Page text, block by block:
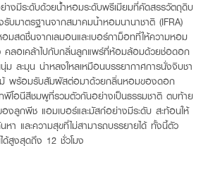
งมีระดับด้วยน้้ำหอมระดับพรีเมียมที่คัดสรรวัตถุดิบ
บมาตรฐานจากสมาคมน้ำหอมนานาชาติ (IFRA)
สดชื่นจากเลมอนและเบอร์กาม็อทที่ให้ความหอม
คลอเคล้าไปกับกลิ่นลูกแพร์ที่ห้อมล้อมด้วยช่อดอก
ม ละมุน น่าหลงใหลเหมือนบรรยากาศการนั่งจิบชา
ม้ พร้อมรับสัมผัสต่อมาด้วยกลิ่นหอมของดอก
โอนีสีชมพูที่รวมตัวกันอย่างเป็นธรรมชาติ ตบท้าย
งลูกพีช แอมเบอร์และมัสก์อย่างมีระดับ สะท้อนให้
หา และความสุขที่ไม่สามารถบรรยายได้ ทั้งนี้ตัว
ด้สูงสุดถึง 12 ชั่วโมง